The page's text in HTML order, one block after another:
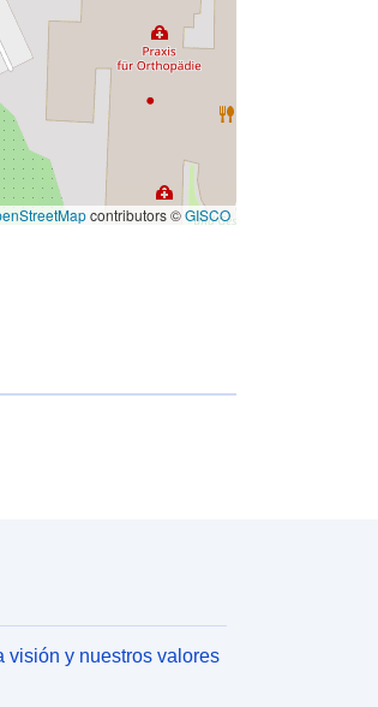
contributors ©GISCO
visión y nuestros valores